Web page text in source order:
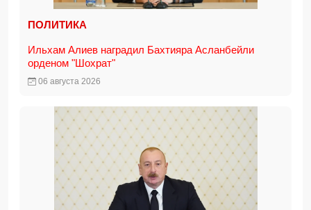
ПОЛИТИКА
Ильхам Алиев наградил Бахтияра Асланбейли
орденом "Шохрат"
06 августа 2026